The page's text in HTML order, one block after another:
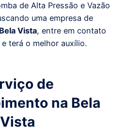
de Alta Pressão e Vazão
uma empresa de
Bela Vista, entre em contato
terá o melhor auxílio.
de
na Bela
Vista